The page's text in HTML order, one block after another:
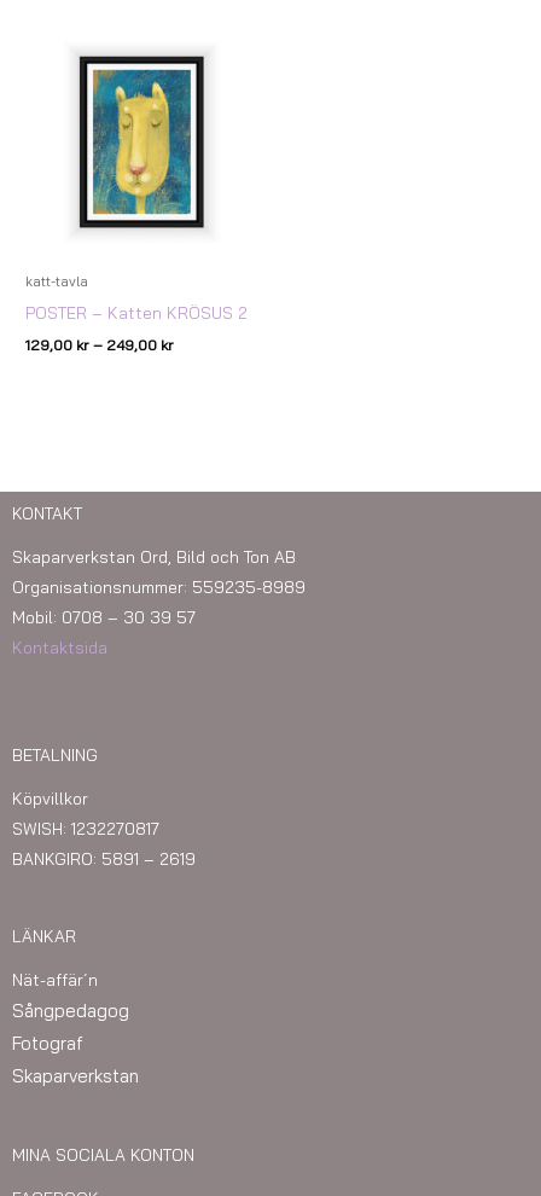
katt-tavla
POSTER – Katten KRÖSUS 2
129,00 kr – 249,00 kr
129,00 kr
till
249,00 kr
KONTAKT
Skaparverkstan Ord, Bild och Ton AB
Organisationsnummer: 559235-8989
Mobil: 0708 – 30 39 57
Kontaktsida
BETALNING
Köpvillkor
SWISH: 1232270817
BANKGIRO: 5891 – 2619
LÄNKAR
Nät-affär´n
Sångpedagog
Fotograf
Skaparverkstan
MINA SOCIALA KONTON